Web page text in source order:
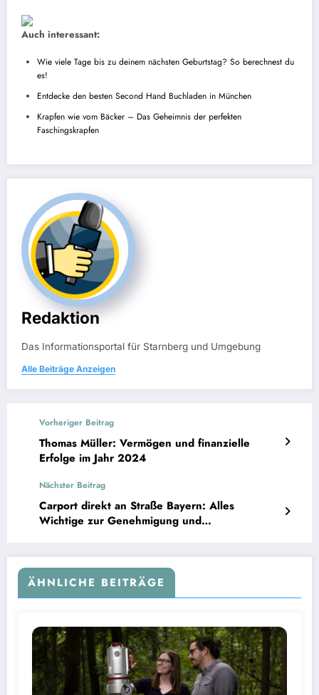
Auch interessant:
Wie viele Tage bis zu deinem nächsten Geburtstag? So berechnest du
es!
Entdecke den besten Second Hand Buchladen in München
Krapfen wie vom Bäcker – Das Geheimnis der perfekten
Faschingskrapfen
Redaktion
Das Informationsportal für Starnberg und Umgebung
Alle Beiträge Anzeigen
Vorheriger Beitrag
Thomas Müller: Vermögen und finanzielle
Erfolge im Jahr 2024
Nächster Beitrag
Carport direkt an Straße Bayern: Alles
Wichtige zur Genehmigung und
ÄHNLICHE BEITRÄGE